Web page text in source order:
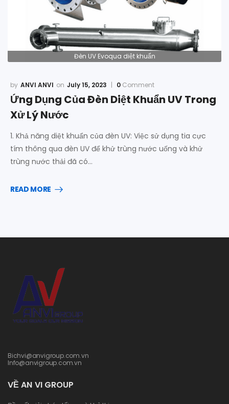
Đèn UV Evoqua diệt khuẩn
ANVI ANVI July 15, 2023 0 Comment
Ứng Dụng Của Đèn Diệt Khuẩn UV Trong
Xử Lý Nước
1. Khả năng diệt khuẩn của đèn UV: Việc sử dụng tia cực
tím thông qua đèn UV để khử trùng nước uống và khử
trùng nước thải đã có…
READ MORE
Bichvi@anvigroup.com.vn
Info@anvigroup.com.vn
VỀ AN VI GROUP